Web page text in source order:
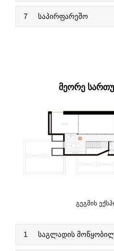
7 საპირფარეშო
ᲛᲔᲝᲠᲔ
ᲒᲔᲒᲛᲘᲡ
1 საგლადის